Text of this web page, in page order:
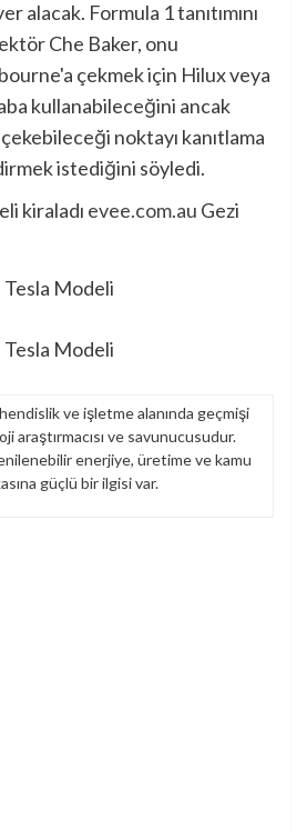
alacak. Formula 1 tanıtımını
Che Baker, onu
çekmek için Hilux veya
kullanabileceğini ancak
noktayı kanıtlama
istediğini söyledi.
kiraladı evee.com.au Gezi
Tesla Modeli
Tesla Modeli
ve işletme alanında geçmişi
araştırmacısı ve savunucusudur.
enerjiye, üretime ve kamu
güçlü bir ilgisi var.